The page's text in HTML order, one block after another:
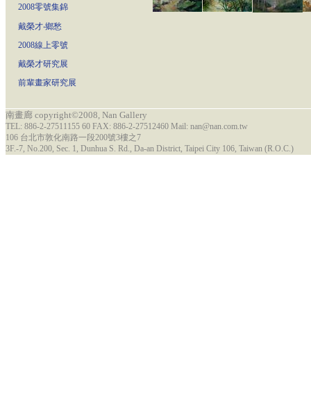
2008零號集錦
戴榮才‧鄉愁
2008線上零號
戴榮才研究展
前輩畫家研究展
南畫廊 copyright©2008, Nan Gallery
TEL: 886-2-27511155 60 FAX: 886-2-27512460 Mail: nan@nan.com.tw
106 台北市敦化南路一段200號3樓之7
3F.-7, No.200, Sec. 1, Dunhua S. Rd., Da-an District, Taipei City 106, Taiwan (R.O.C.)